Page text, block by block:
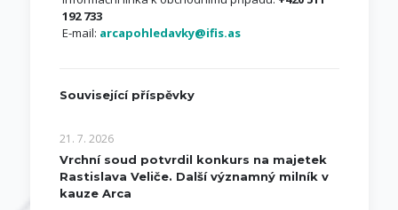
192 733
E-mail: arcapohledavky@ifis.as
Související příspěvky
21. 7. 2026
Vrchní soud potvrdil konkurs na majetek
Rastislava Veliče. Další významný milník v
kauze Arca